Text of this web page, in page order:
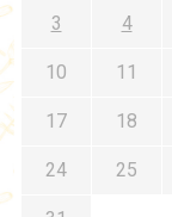
3 4
10 11
17 18
24 25